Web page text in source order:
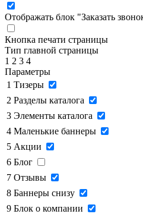
Отображать блок "Заказать
Кнопка печати страницы
Тип главной страницы
1 2 3 4
Параметры
1 Тизеры
2 Разделы каталога
3 Элементы каталога
4 Маленькие баннеры
5 Акции
6 Блог
7 Отзывы
8 Баннеры снизу
9 Блок о компании